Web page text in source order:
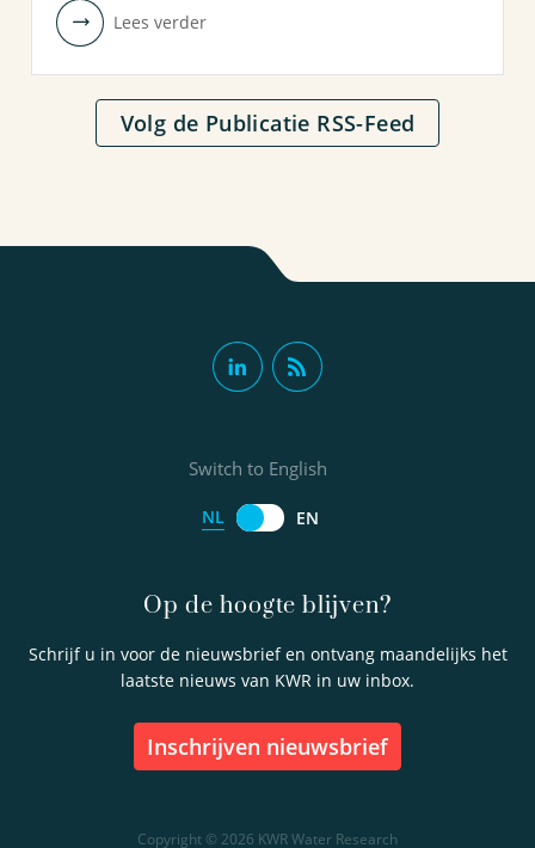
Lees verder
Volg de Publicatie RSS-Feed
Op de hoogte blijven?
Schrijf u in voor de nieuwsbrief en ontvang maandelijks het
laatste nieuws van KWR in uw inbox.
inschrijven nieuwsbrief
Switch to English
NL EN
Copyright © 2026 KWR Water Research